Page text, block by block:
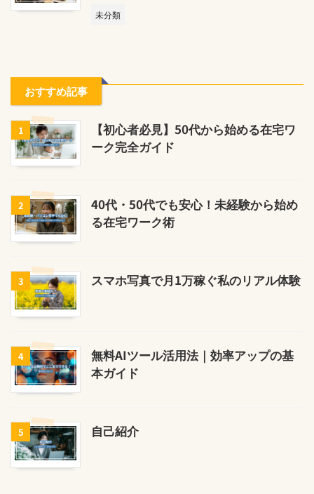
未分類
おすすめ記事
1
【初心者必見】50代から始める在宅ワ
ーク完全ガイド
2
40代・50代でも安心！未経験から始め
る在宅ワーク術
3 スマホ写真で月1万稼ぐ私のリアル体験
4
無料AIツール活用法｜効率アップの基
本ガイド
5 自己紹介